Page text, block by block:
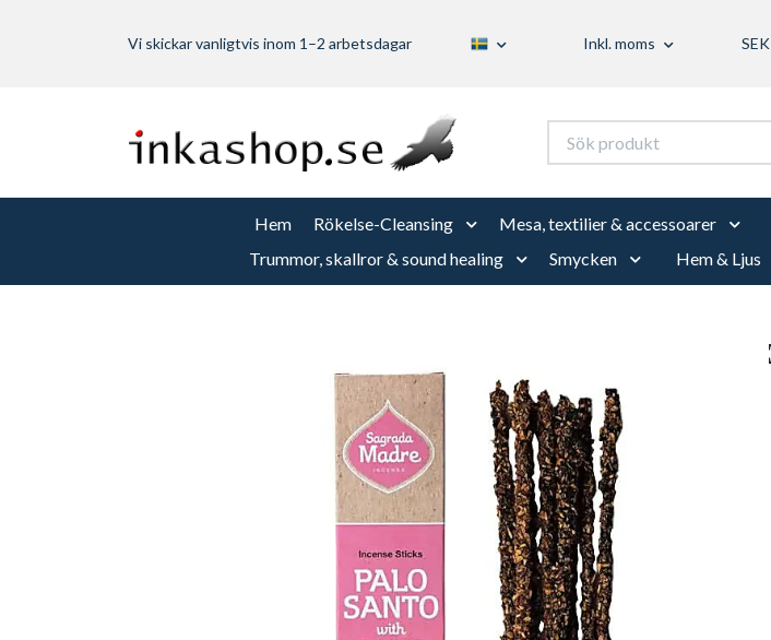
Vi skickar vanligtvis inom 1–2 arbetsdagar Inkl. moms SEK
Hem Rökelse-Cleansing Mesa, textilier & accessoarer
Trummor, skallror & sound healing
Smycken Hem & Ljus